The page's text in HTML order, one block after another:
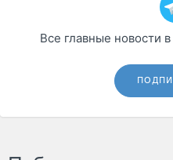
Все главные новости